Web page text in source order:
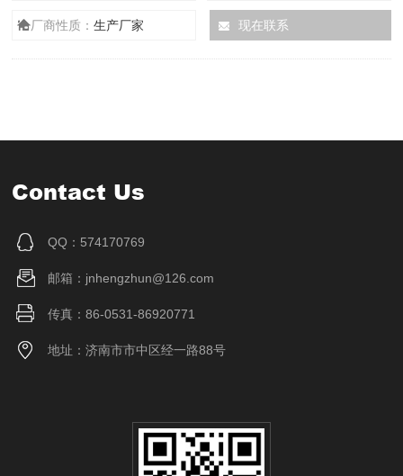
厂商性质：生产厂家 现在联系
Contact Us
QQ：574170769
邮箱：jnhengzhun@126.com
传真：86-0531-86920771
地址：济南市市中区经一路88号